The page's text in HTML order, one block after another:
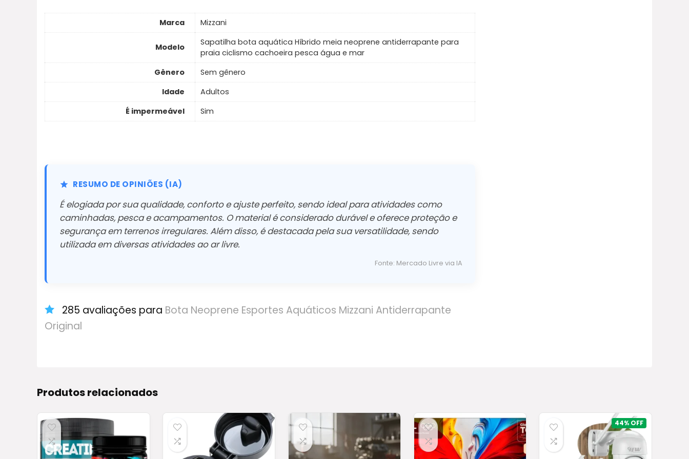
Marca Mizzani
Modelo
Sapatilha bota aquática Híbrido meia neoprene antiderrapante para
praia ciclismo cachoeira pesca água e mar
Gênero
Sem gênero
Idade
Adultos
É impermeável
Sim
RESUMO DE OPINIÕES (IA)
É elogiada por sua qualidade, conforto e ajuste perfeito, sendo ideal para atividades como
caminhadas, pesca e acampamentos. O material é considerado durável e oferece proteção e
segurança em terrenos irregulares. Além disso, é destacada pela sua versatilidade, sendo
utilizada em diversas atividades ao ar livre.
Fonte: Mercado Livre via IA
285 avaliações para Bota Neoprene Esportes Aquáticos Mizzani Antiderrapante
Original
Produtos relacionados
44%